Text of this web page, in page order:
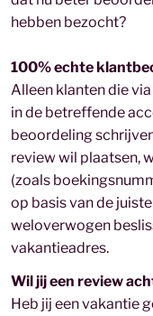
hebben bezocht?
100% echte
Alleen klanten die
in de betreffende
beoordeling
review wil plaatsen,
(zoals
op basis van de
weloverwogen
vakantieadres.
Wil jij een review
Heb jij een vakantie